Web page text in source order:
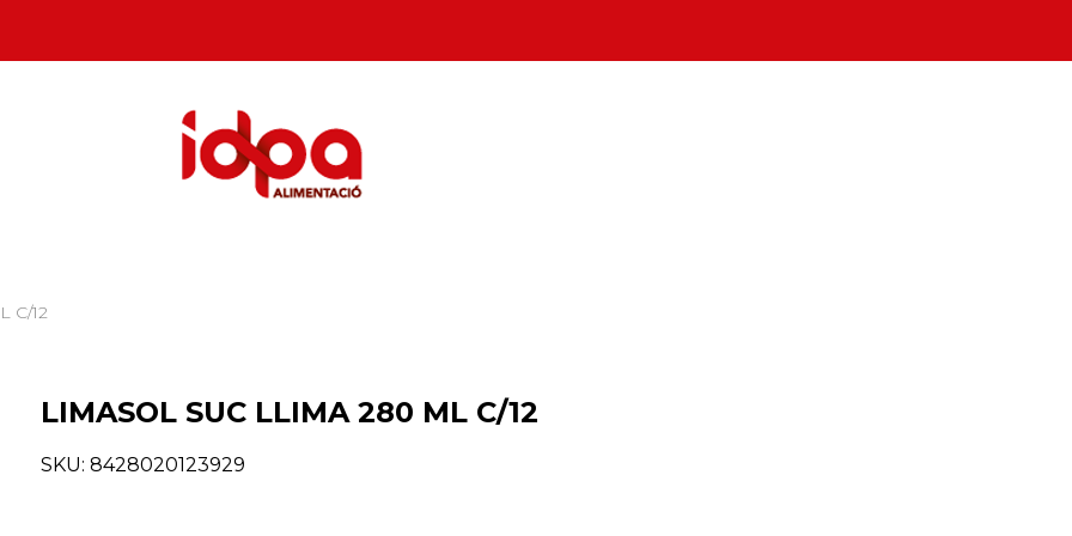
C/12
LIMASOL SUC LLIMA 280 ML C/12
SKU: 8428020123929